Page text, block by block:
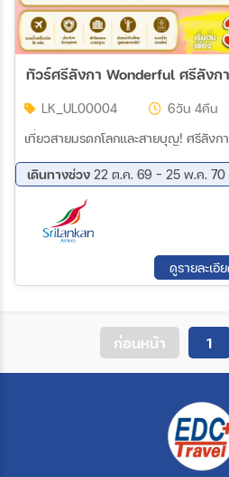
ถึงวันที่
เฉพาะเดือน
เฉพาะเทศกาล
ระหว่าง
ค้นห
ทัวร์ศรีลังกา Wonderful ศรีลังก
LK_UL00004 6วัน 4คืน
เที่ยวสายมรดกโลกและสายบุญ! ศรีลังก
เดินทางช่วง 22 ต.ค. 69 - 25 พ.ค. 70
22 ต.ค. 69 - 27 ต.ค. 69
05 ธ.ค. 69 - 10 ธ.ค. 69
18 ก.พ. 70 - 23 ก.พ. 70
ดูรายละเอี
ก่อนหน้า 1